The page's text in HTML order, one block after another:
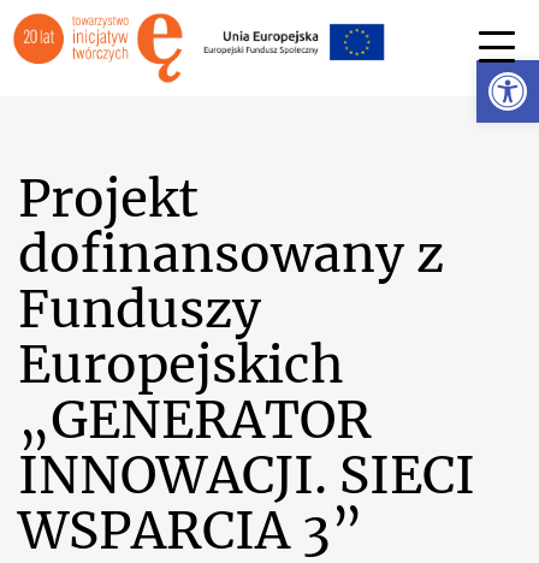
Projekt
dofinansowany z
Funduszy
Europejskich
„GENERATOR
INNOWACJI. SIECI
WSPARCIA 3”